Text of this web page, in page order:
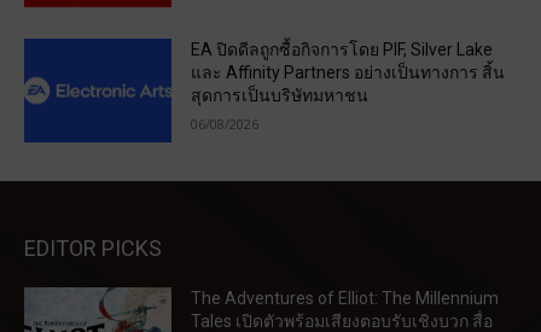
EA ปิดดีลถูกซื้อกิจการโดย PIF, Silver Lake
และ Affinity Partners อย่างเป็นทางการ สิ้น
สุดการเป็นบริษัทมหาชน
06/08/2026
EDITOR PICKS
The Adventures of Elliot: The Millennium
Tales เปิดตัวพร้อมเสียงตอบรับเชิงบวก สื่อ